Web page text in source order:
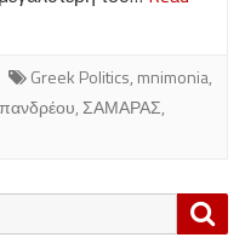
Greek Politics, mnimonia,
,ΣΑΜΑΡΑΣ,